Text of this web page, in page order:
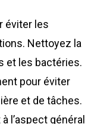
éviter les
Nettoyez la
et les bactéries.
pour éviter
et de tâches.
l’aspect général